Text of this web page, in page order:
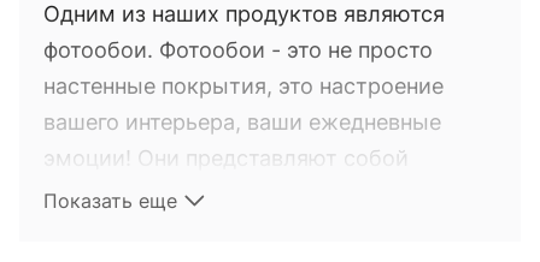
Одним из наших продуктов являются
фотообои. Фотообои - это не просто
настенные покрытия, это настроение
вашего интерьера, ваши ежедневные
эмоции! Они представляют собой
фотопечать на настенных покрытиях. Это
Показать еще